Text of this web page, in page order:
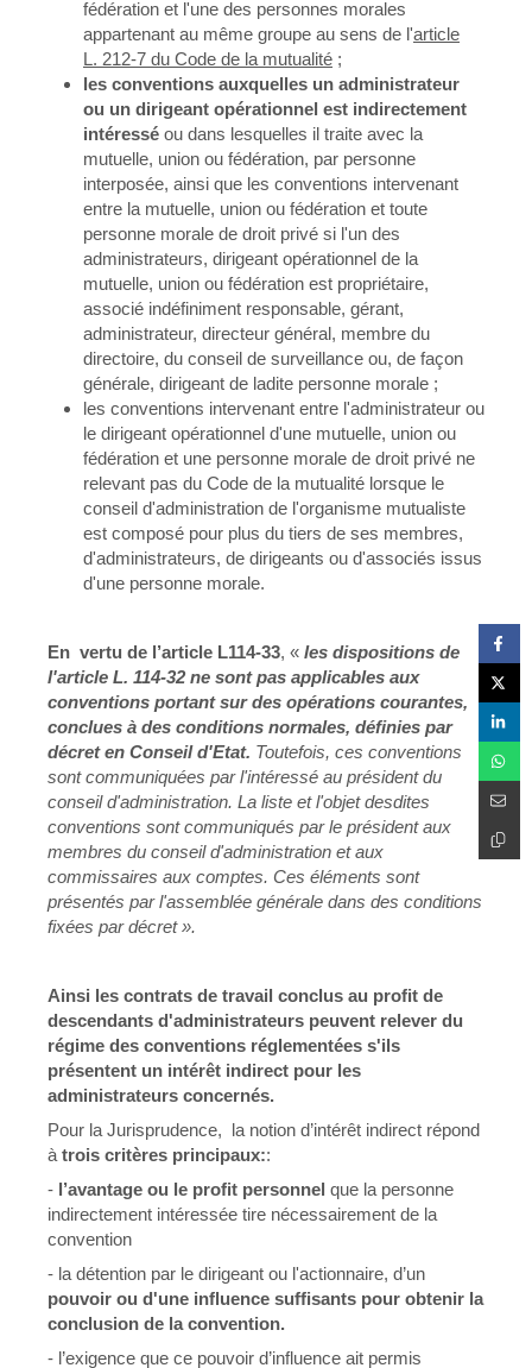
fédération et l'une des personnes morales
appartenant au même groupe au sens de l'article
L. 212-7 du Code de la mutualité ;
les conventions auxquelles un administrateur
ou un dirigeant opérationnel est indirectement
intéressé ou dans lesquelles il traite avec la
mutuelle, union ou fédération, par personne
interposée, ainsi que les conventions intervenant
entre la mutuelle, union ou fédération et toute
personne morale de droit privé si l'un des
administrateurs, dirigeant opérationnel de la
mutuelle, union ou fédération est propriétaire,
associé indéfiniment responsable, gérant,
administrateur, directeur général, membre du
directoire, du conseil de surveillance ou, de façon
générale, dirigeant de ladite personne morale ;
les conventions intervenant entre l'administrateur ou
le dirigeant opérationnel d'une mutuelle, union ou
fédération et une personne morale de droit privé ne
relevant pas du Code de la mutualité lorsque le
conseil d'administration de l'organisme mutualiste
est composé pour plus du tiers de ses membres,
d'administrateurs, de dirigeants ou d'associés issus
d'une personne morale.
En vertu de l’article L114-33, « les dispositions de
l'article L. 114-32 ne sont pas applicables aux
conventions portant sur des opérations courantes,
conclues à des conditions normales, définies par
décret en Conseil d'Etat. Toutefois, ces conventions
sont communiquées par l'intéressé au président du
conseil d'administration. La liste et l'objet desdites
conventions sont communiqués par le président aux
membres du conseil d'administration et aux
commissaires aux comptes. Ces éléments sont
présentés par l'assemblée générale dans des conditions
fixées par décret ».
Ainsi les contrats de travail conclus au profit de
descendants d'administrateurs peuvent relever du
régime des conventions réglementées s'ils
présentent un intérêt indirect pour les
administrateurs concernés.
Pour la Jurisprudence, la notion d’intérêt indirect répond
à trois critères principaux::
- l’avantage ou le profit personnel que la personne
indirectement intéressée tire nécessairement de la
convention
- la détention par le dirigeant ou l'actionnaire, d’un
pouvoir ou d'une influence suffisants pour obtenir la
conclusion de la convention.
- l’exigence que ce pouvoir d’influence ait permis